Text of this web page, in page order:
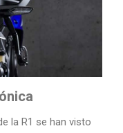
la R1 se han visto